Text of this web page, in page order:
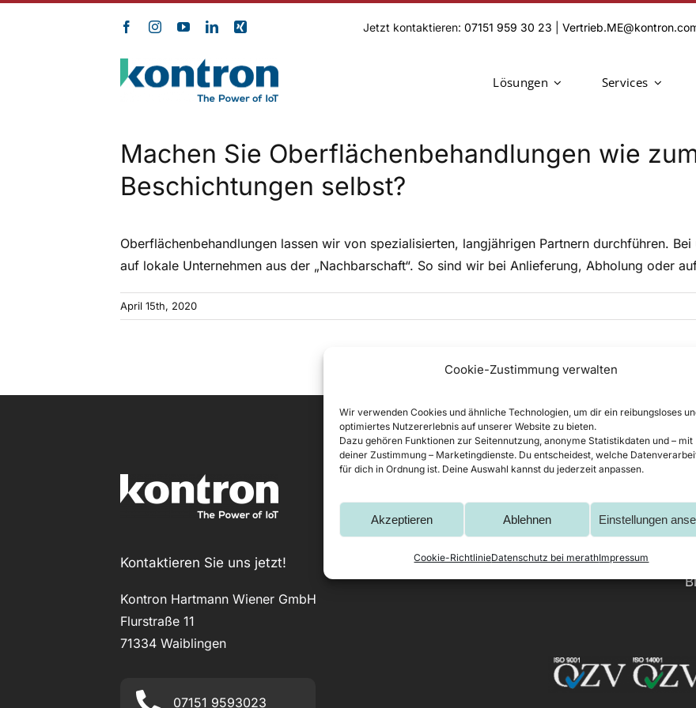
Cookie-Zustimmung verwalten
Wir verwenden Cookies und ähnliche Technologien, um dir ein reibungsloses
optimiertes Nutzererlebnis auf unserer Website zu bieten.
Dazu gehören Funktionen zur Seitennutzung, anonyme Statistikdaten und – mit
deiner Zustimmung – Marketingdienste. Du entscheidest, welche
für dich in Ordnung ist. Deine Auswahl kannst du jederzeit anpassen.
Akzeptieren Ablehnen Einstellungen
Cookie-RichtlinieDatenschutz bei merathImpressum
Jetzt kontaktieren:07151 959 30 23 |
Lösungen Services
Machen Sie Oberflächenbehandlungen wie
Beschichtungen selbst?
Oberflächenbehandlungen lassen wir von spezialisierten, langjährigen Partnern durchführen.
auf lokale Unternehmen aus der „Nachbarschaft“. So sind wir bei Anlieferung, Abholung oder
April 15th, 2020
Kontaktieren Sie uns jetzt!
Kontron Hartmann Wiener GmbH
Flurstraße 11
71334 Waiblingen
07151 9593023
Metalltechnik
Metallbearbeitung